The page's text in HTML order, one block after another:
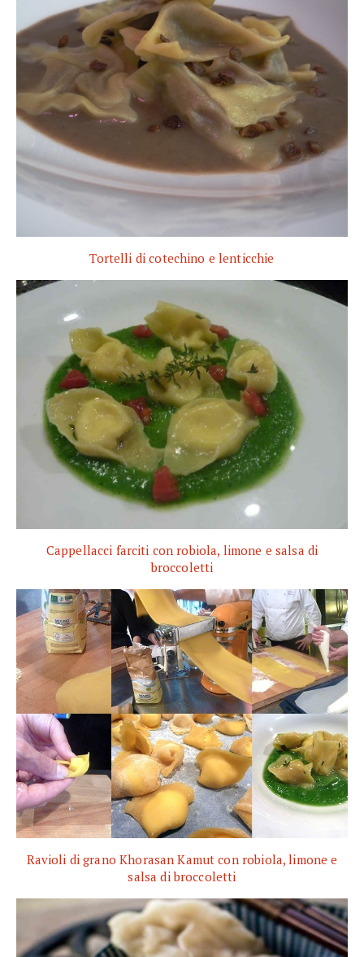
Tortelli di cotechino e lenticchie
Cappellacci farciti con robiola, limone e salsa di
broccoletti
Ravioli di grano Khorasan Kamut con robiola, limone e
salsa di broccoletti